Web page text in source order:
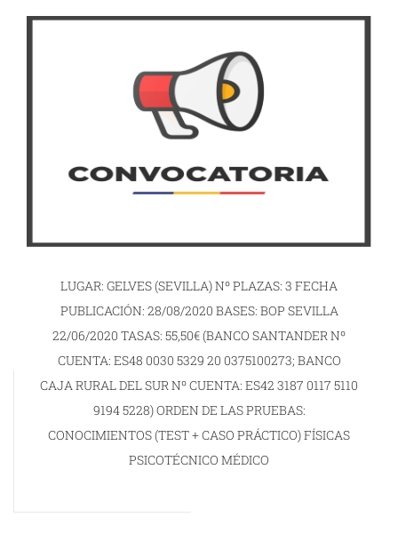
LUGAR: GELVES (SEVILLA) Nº PLAZAS: 3 FECHA
PUBLICACIÓN: 28/08/2020 BASES: BOP SEVILLA
22/06/2020 TASAS: 55,50€ (BANCO SANTANDER Nº
CUENTA: ES48 0030 5329 20 0375100273; BANCO
CAJA RURAL DEL SUR Nº CUENTA: ES42 3187 0117 5110
9194 5228) ORDEN DE LAS PRUEBAS:
CONOCIMIENTOS (TEST + CASO PRÁCTICO) FÍSICAS
PSICOTÉCNICO MÉDICO